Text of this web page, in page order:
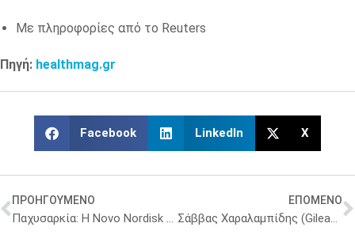
Με πληροφορίες από το Reuters
Πηγή: healthmag.gr
Facebook LinkedIn X
ΠΡΟΗΓΟΥΜΕΝΟ
Παχυσαρκία: Η Novo Nordisk αμφισβητεί τον μύθο της “θέλησης”
ΕΠΟΜΕΝΟ
Σάββας Χαραλαμπίδης (Gilead Sciences): Η επένδυση στη φαρμακευτική καινοτομία συνιστά επένδυση στην Yγεία και την οικονομία!